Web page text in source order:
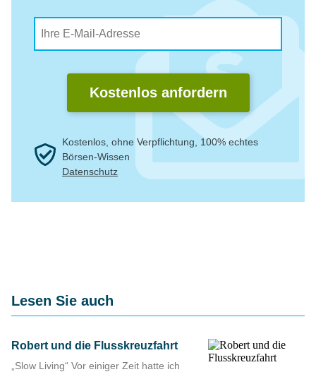
Kostenlos anfordern
Kostenlos, ohne Verpflichtung, 100% echtes
Börsen-Wissen
Datenschutz
Lesen Sie auch
Robert und die Flusskreuzfahrt
„Slow Living“ Vor einiger Zeit hatte ich